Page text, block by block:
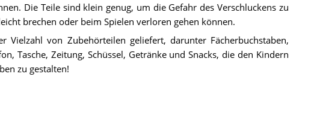
Die Teile sind klein genug, um die Gefahr des Verschluckens zu
brechen oder beim Spielen verloren gehen können.
Vielzahl von Zubehörteilen geliefert, darunter Fächerbuchstaben,
Tasche, Zeitung, Schüssel, Getränke und Snacks, die den Kindern
zu gestalten!